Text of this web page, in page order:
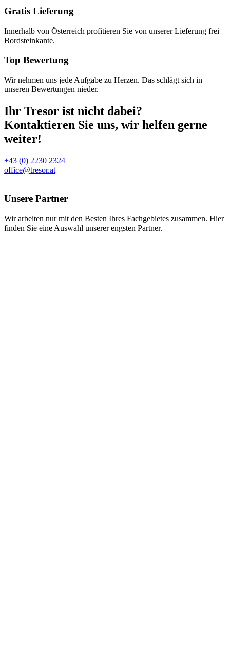
Gratis Lieferung
Innerhalb von Österreich profitieren Sie von unserer Lieferung frei
Bordsteinkante.
Top Bewertung
Wir nehmen uns jede Aufgabe zu Herzen. Das schlägt sich in
unseren Bewertungen nieder.
Ihr Tresor ist nicht dabei?
Kontaktieren Sie uns, wir helfen gerne
weiter!
+43 (0) 2230 2324
office@tresor.at
Unsere Partner
Wir arbeiten nur mit den Besten Ihres Fachgebietes zusammen. Hier
finden Sie eine Auswahl unserer engsten Partner.